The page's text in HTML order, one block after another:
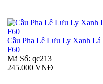
Cầu Pha Lê Lưu Ly Xanh Lá
F60
Mã Số: qc213
245.000 VNĐ